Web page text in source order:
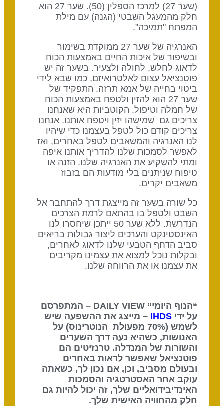
(שער 27) למרכז הספלין (50). שער 27 הוא
חלק מהמעגל השבטי (הגנה) עם מילת
המפתח "תמיכה".
האנרגיה של שער 27 ממוקדת בשימור
ובשיפור של איכות החיים באמצעות הכוח
לדאוג לחלש, לחולה ולצעיר. בשער זה יש
פוטנציאל עצום לאלטרואיזם, כמו שבא לידי
ביטוי בחייה של אמא תרזה. התפקיד של
שער 27 הוא להזין ולטפח באמצעות הכוח
של חמלה וטיפול. הקוטביות היא שאנחנו
צריכים גם שמישהו יזין ויטפח אותנו. אנחנו
צריכים קודם כול לטפל בעצמנו כדי שיהיו
לנו האנרגיה והמשאבים לטפל באחרים, ואז
לאפשר לסמכות שלנו להדריך אותנו איפה
ומתי להשקיע את האנרגיה שלנו. הזנה או
טיפוח שניתנים בלי מודעות הם בזבוז
משאבים יקרים.
כל שורה בשער זה מייצגת דרך להתחבר אל
השבט ולטפל בו בהתאם לרמת הצרכים
הנדרשת. ללא שער 50 ייתכן שיחסרו לנו
האינסטינקט והערכים ליצור גבולות בריאים
סביב הדחף הטבעי שלנו לדאוג לאחרים,
ובקלות נוכל למצוא את עצמינו מקריבים
את עצמנו או את הרווחה שלנו.
“הנוף היומי” DAILY VIEW – המתפרסם
על ידיIHDS – מייצג את ההשפעה שיש
לשמש (70% מפעולת הנוטרינוס) על
האנושות, כשהיא נעה דרך השערים
והשורות של המנדלה. טרנזיטים הם
פוטנציאל שאפשר לראות באחרים
ובעולם מסביב, וכן, אם נכון לך, כשאתה
עוקב אחר האסטרטגיה והסמכות
האינדיבידואליים שלך, זה יכול להיות גם
חלק מהחוויה האישית שלך.